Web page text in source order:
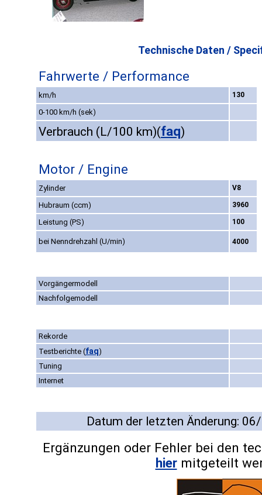
Technische Daten /
Fahrwerte / Performance
km/h 130
0-100 km/h (sek)
Verbrauch (L/100 km)(faq)
Motor / Engine
Zylinder V8
Hubraum (ccm) 3960
Leistung (PS) 100
bei Nenndrehzahl (U/min) 4000
Vorgängermodell
Nachfolgemodell
Rekorde
Testberichte (faq)
Tuning
Internet
Datum der letzten Änderung:
Ergänzungen oder Fehler bei den
hiermitgeteilt